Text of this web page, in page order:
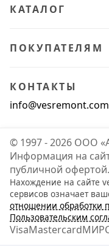
КАТАЛОГ
ПОКУПАТЕЛЯМ
КОНТАКТЫ
info@vesremont.com
© 1997 - 2026 ООО
Информация на
публичной офертой.
Нахождение на сайте
сервисов означает
отношении обработки
Пользовательским
VisaMastercardМИР